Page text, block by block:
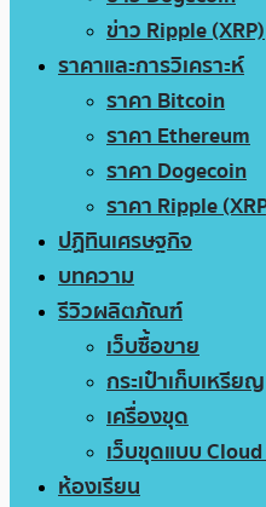
ข่าว Ripple (XRP)
ราคาและการวิเคราะห์
ราคา Bitcoin
ราคา Ethereum
ราคา Dogecoin
ราคา Ripple
ปฏิทินเศรษฐกิจ
บทความ
รีวิวผลิตภัณฑ์
เว็บซื้อขาย
กระเป๋าเก็บเหรียญ
เครื่องขุด
เว็บขุดแบบ
ห้องเรียน